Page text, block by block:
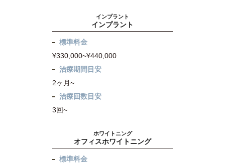
インプラント
インプラント
標準料金
¥330,000~¥440,000
治療期間目安
2ヶ月~
治療回数目安
3回~
ホワイトニング
オフィスホワイトニング
標準料金